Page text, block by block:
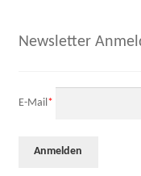
Newsletter
E-Mail *